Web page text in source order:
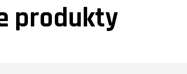
produkty